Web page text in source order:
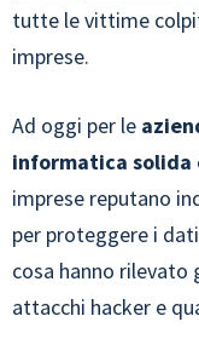
tutte le vittime
imprese.
Ad oggi per le
informatica
imprese reputano
per proteggere i
cosa hanno
attacchi hacker e